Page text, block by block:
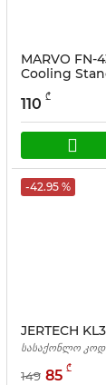
MARVO FN-
Cooling
სასაქონლო კოდი:
110 ₾
-42.95 %
JERTECH
სასაქონლო
149 85 ₾